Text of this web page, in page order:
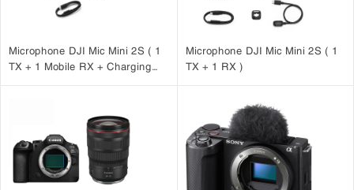
Microphone DJI Mic Mini 2S ( 1
TX + 1 Mobile RX + Charging
Microphone DJI Mic Mini 2S ( 1
TX + 1 RX )